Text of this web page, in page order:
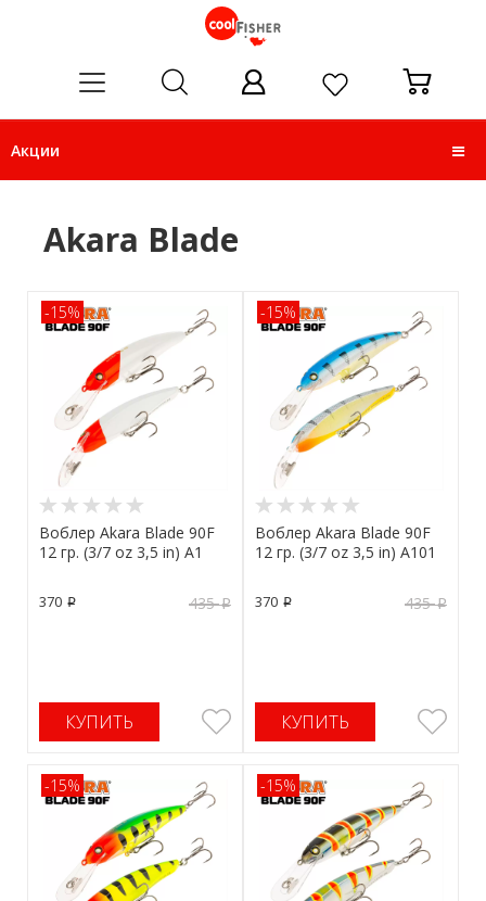
Акции
Akara Blade
-15%
Воблер Akara Blade 90F
12 гр. (3/7 oz 3,5 in) A1
370 p 435 p
КУПИТЬ
-15%
Воблер Akara Blade 90F
12 гр. (3/7 oz 3,5 in) A101
370 p 435 p
КУПИТЬ
-15% -15%